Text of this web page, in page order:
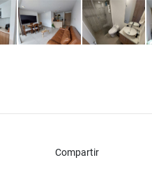
Compartir